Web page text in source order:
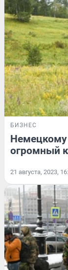
БИЗНЕС
Немецкому
огромный
21 августа, 2023,